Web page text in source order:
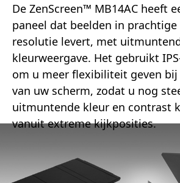
De ZenScreen™ MB14AC heeft
paneel dat beelden in prachtige
resolutie levert, met
kleurweergave. Het gebruikt
om u meer flexibiliteit geven
van uw scherm, zodat u nog
uitmuntende kleur en contrast
vanuit extreme kijkposities.